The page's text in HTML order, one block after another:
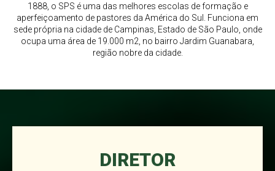
1888, o SPS é uma das melhores escolas de formação e
aperfeiçoamento de pastores da América do Sul. Funciona em
sede própria na cidade de Campinas, Estado de São Paulo, onde
ocupa uma área de 19.000 m2, no bairro Jardim Guanabara,
região nobre da cidade.
DIRETOR